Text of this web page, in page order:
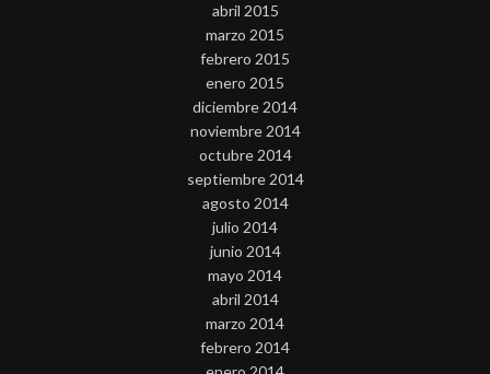
abril 2015
marzo 2015
febrero 2015
enero 2015
diciembre 2014
noviembre 2014
octubre 2014
septiembre 2014
agosto 2014
julio 2014
junio 2014
mayo 2014
abril 2014
marzo 2014
febrero 2014